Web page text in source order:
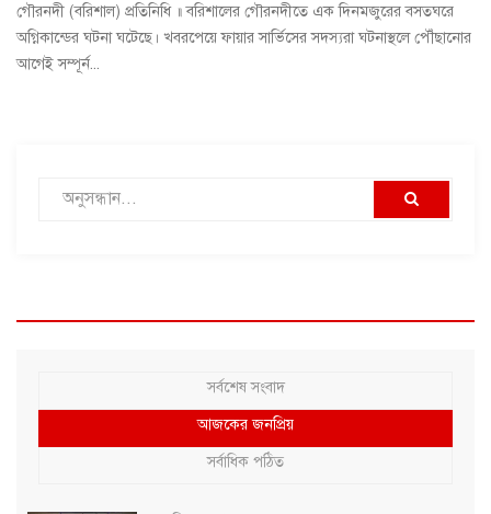
গৌরনদী (বরিশাল) প্রতিনিধি ॥ বরিশালের গৌরনদীতে এক দিনমজুরের বসতঘরে
অগ্নিকান্ডের ঘটনা ঘটেছে। খবরপেয়ে ফায়ার সার্ভিসের সদস্যরা ঘটনাস্থলে পৌঁছানোর
আগেই সম্পূর্ন...
সর্বশেষ সংবাদ
আজকের জনপ্রিয়
সর্বাধিক পঠিত